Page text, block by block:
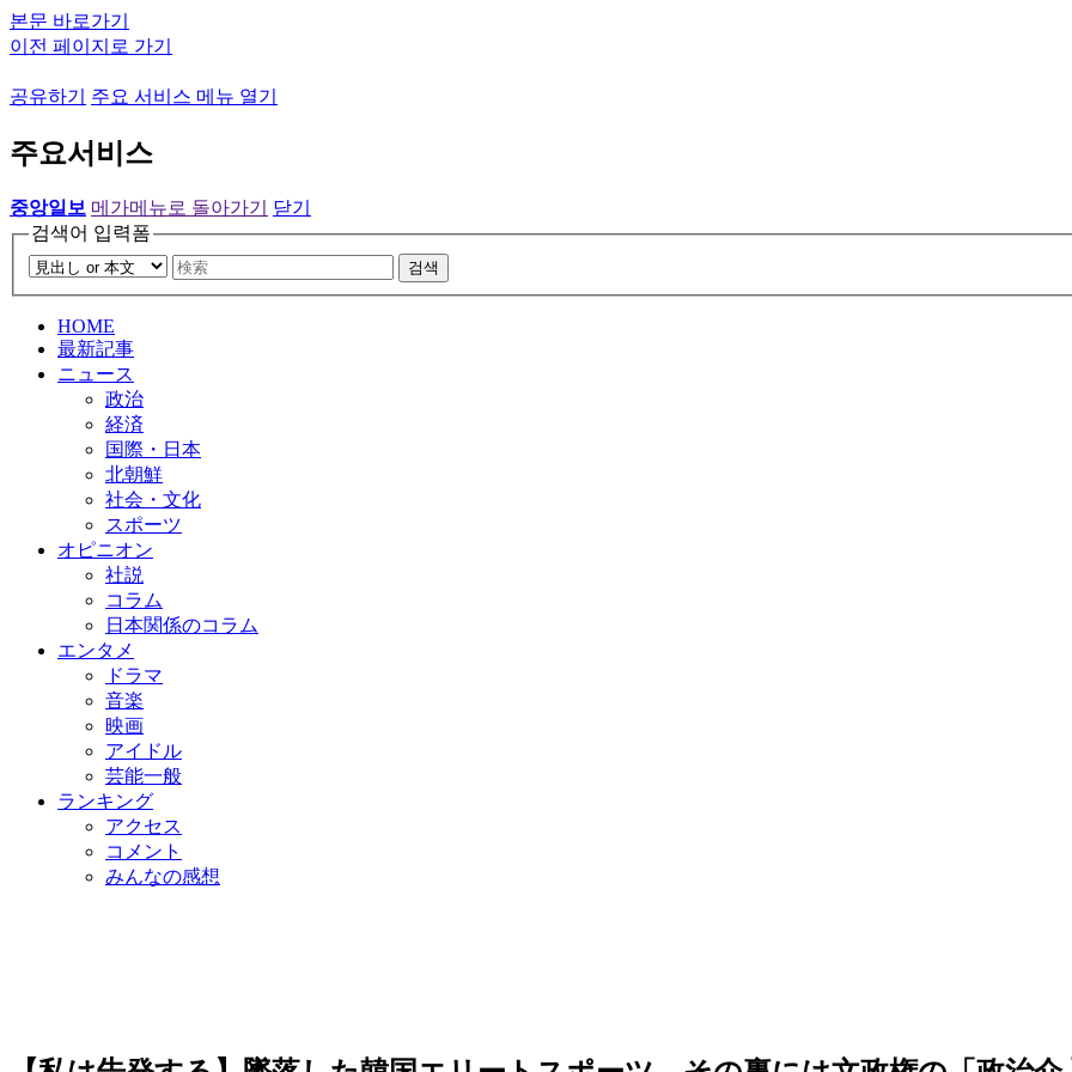
본문 바로가기
이전 페이지로 가기
공유하기 주요 서비스 메뉴 열기
주요서비스
중앙일보 메가메뉴로 돌아가기
닫기
검색어 입력폼
검색
HOME
最新記事
ニュース
政治
経済
国際・日本
北朝鮮
社会・文化
スポーツ
オピニオン
社説
コラム
日本関係のコラム
エンタメ
ドラマ
音楽
映画
アイドル
芸能一般
ランキング
アクセス
コメント
みんなの感想